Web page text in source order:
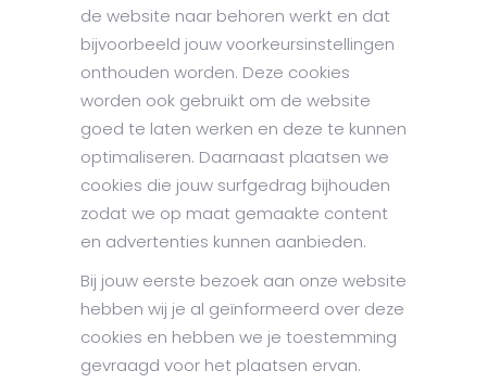
de website naar behoren werkt en dat
bijvoorbeeld jouw voorkeursinstellingen
onthouden worden. Deze cookies
worden ook gebruikt om de website
goed te laten werken en deze te kunnen
optimaliseren. Daarnaast plaatsen we
cookies die jouw surfgedrag bijhouden
zodat we op maat gemaakte content
en advertenties kunnen aanbieden.
Bij jouw eerste bezoek aan onze website
hebben wij je al geïnformeerd over deze
cookies en hebben we je toestemming
gevraagd voor het plaatsen ervan.